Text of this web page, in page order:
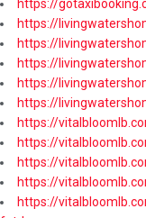
https://
https://
https://
https://
https://
https://
https://
https://
https://
https://
https://